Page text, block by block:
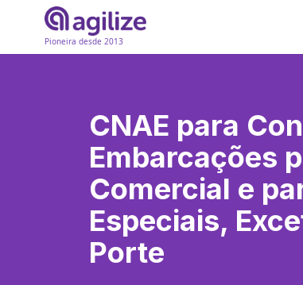
Pioneira desde 2013
CNAE para
Embarcações
Comercial e
Especiais,
Porte